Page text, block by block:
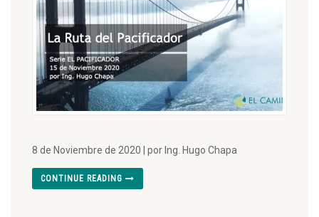
8 de Noviembre de 2020 | por Ing. Hugo Chapa
CONTINUE READING